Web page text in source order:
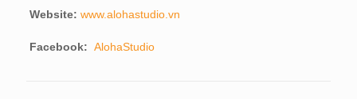
Website: www.alohastudio.vn
Facebook: AlohaStudio